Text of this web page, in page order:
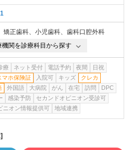
矯正歯科、 小児歯科、 歯科口腔外科
機関を診療科目から探す
療 ネット受付 電話予約 夜間
日祝
マホ保険証 入院可 キッズ
クレカ
外国語 大病院 がん 在宅 訪問
DPC
感染予防
セカンドオピニオン受診可
ニオン情報提供可
地域連携